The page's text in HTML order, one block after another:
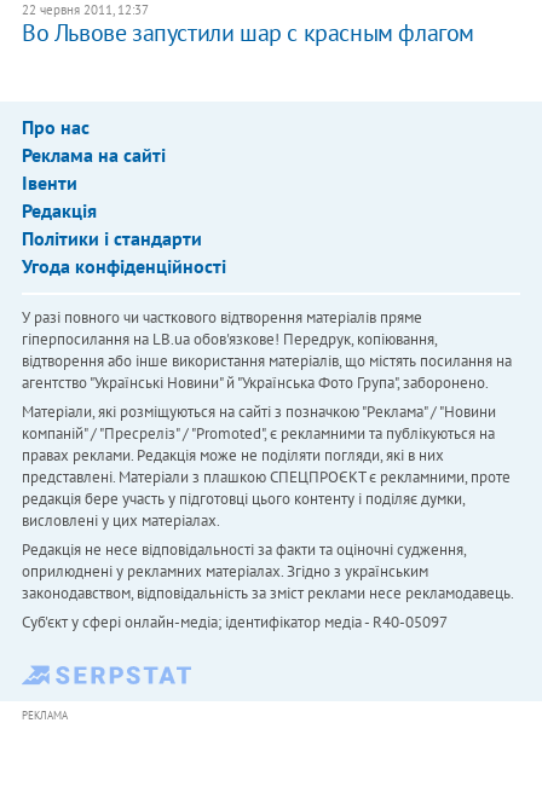
22 червня 2011, 12:37
​Во Львове запустили шар с красным флагом
Про нас
Реклама на сайті
Івенти
Редакція
Політики і стандарти
Угода конфіденційності
У разі повного чи часткового відтворення матеріалів пряме
гіперпосилання на LB.ua обов'язкове! Передрук, копіювання,
відтворення або інше використання матеріалів, що містять посилання на
агентство "Українськi Новини" й "Українська Фото Група", заборонено.
Матеріали, які розміщуються на сайті з позначкою "Реклама" / "Новини
компаній" / "Пресреліз" / "Promoted", є рекламними та публікуються на
правах реклами. Редакція може не поділяти погляди, які в них
представлені. Матеріали з плашкою СПЕЦПРОЄКТ є рекламними, проте
редакція бере участь у підготовці цього контенту і поділяє думки,
висловлені у цих матеріалах.
Редакція не несе відповідальності за факти та оціночні судження,
оприлюднені у рекламних матеріалах. Згідно з українським
законодавством, відповідальність за зміст реклами несе рекламодавець.
Cуб'єкт у сфері онлайн-медіа; ідентифікатор медіа - R40-05097
РЕКЛАМА